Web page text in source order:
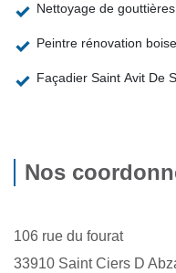
Nettoyage de
Peintre rénovation
Façadier Saint Avit De
Nos
106 rue du fourat
33910 Saint Ciers D